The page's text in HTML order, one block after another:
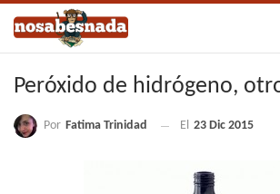
Peróxido de hidrógeno,
Por Fatima Trinidad El 23 Dic 2015